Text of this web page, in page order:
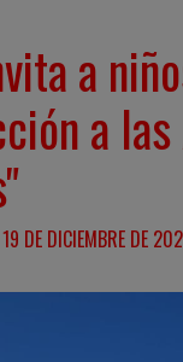
a
a
DE DICIEMBRE DE